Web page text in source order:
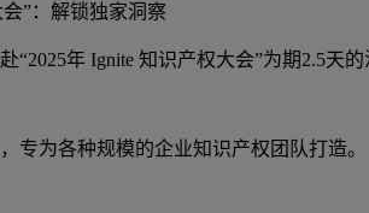
”：解锁独家洞察
“2025年 Ignite 知识产权大会”为期2.5天
专为各种规模的企业知识产权团队打造。